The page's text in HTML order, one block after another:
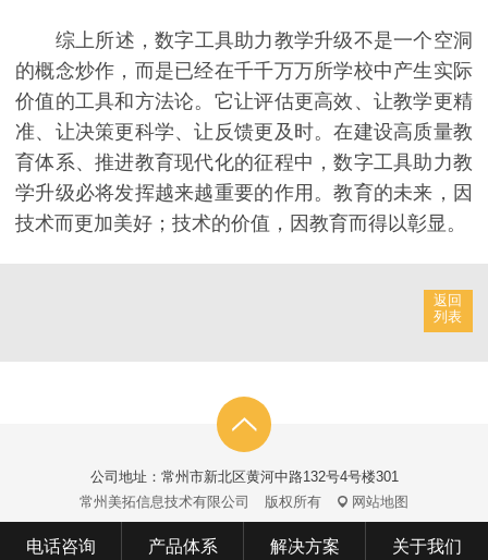
综上所述，数字工具助力教学升级不是一个空洞
的概念炒作，而是已经在千千万万所学校中产生实际
价值的工具和方法论。它让评估更高效、让教学更精
准、让决策更科学、让反馈更及时。在建设高质量教
育体系、推进教育现代化的征程中，数字工具助力教
学升级必将发挥越来越重要的作用。教育的未来，因
技术而更加美好；技术的价值，因教育而得以彰显。
返回
列表
公司地址：常州市新北区黄河中路132号4号楼301
常州美拓信息技术有限公司
版权所有 网站地图
电话咨询 产品体系 解决方案 关于我们